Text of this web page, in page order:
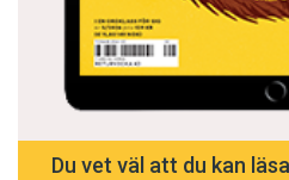
Du vet väl att du kan